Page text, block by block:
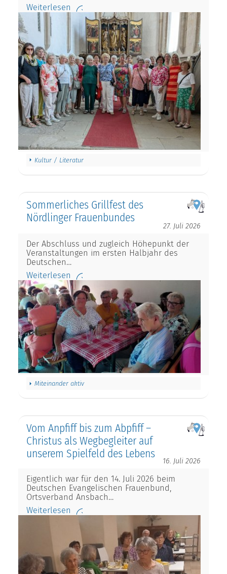
Weiterlesen
Kultur / Literatur
Sommerliches Grillfest des
Nördlinger Frauenbundes
27. Juli 2026
Der Abschluss und zugleich Höhepunkt der
Veranstaltungen im ersten Halbjahr des
Deutschen…
Weiterlesen
Miteinander aktiv
Vom Anpfiff bis zum Abpfiff –
Christus als Wegbegleiter auf
unserem Spielfeld des Lebens
16. Juli 2026
Eigentlich war für den 14. Juli 2026 beim
Deutschen Evangelischen Frauenbund,
Ortsverband Ansbach…
Weiterlesen